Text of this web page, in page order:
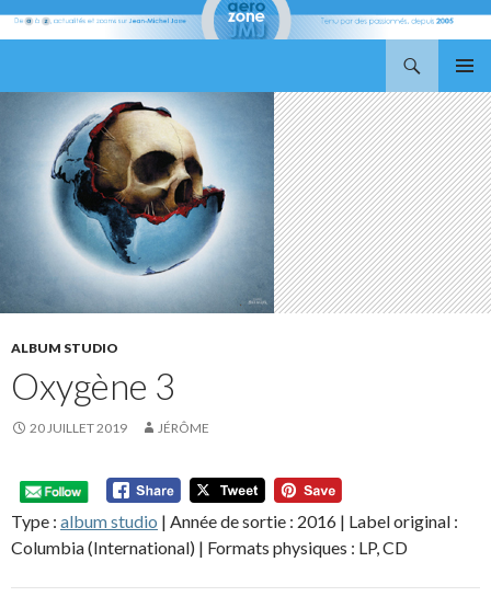
MENU
CONTENU
ALBUM STUDIO
Oxygène 3
20 JUILLET 2019 JÉRÔME
Type : album studio | Année de sortie : 2016 | Label original :
Columbia (International) | Formats physiques : LP, CD